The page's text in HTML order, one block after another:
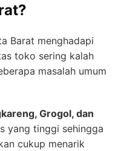
Barat menghadapi
toko sering kalah
masalah umum
Grogol, dan
yang tinggi sehingga
cukup menarik